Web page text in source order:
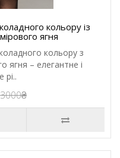
кольору із
ягня
кольору з
ягня – елегантне і
рі..